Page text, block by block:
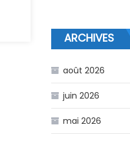
ARCHIVES
août 2026
juin 2026
mai 2026